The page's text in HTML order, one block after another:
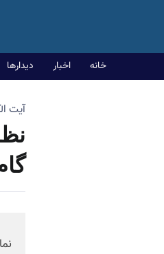
خانه اخبار دیدارها
آیت